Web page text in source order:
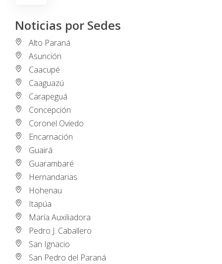
Noticias por Sedes
Alto Paraná
Asunción
Caacupé
Caaguazú
Carapeguá
Concepción
Coronel Oviedo
Encarnación
Guairá
Guarambaré
Hernandarias
Hohenau
Itapúa
María Auxiliadora
Pedro J. Caballero
San Ignacio
San Pedro del Paraná